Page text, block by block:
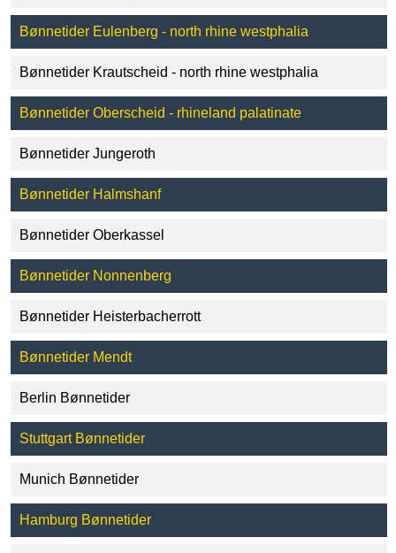
Bønnetider Eulenberg - north rhine westphalia
Bønnetider Krautscheid - north rhine westphalia
Bønnetider Oberscheid - rhineland palatinate
Bønnetider Jungeroth
Bønnetider Halmshanf
Bønnetider Oberkassel
Bønnetider Nonnenberg
Bønnetider Heisterbacherrott
Bønnetider Mendt
Berlin Bønnetider
Stuttgart Bønnetider
Munich Bønnetider
Hamburg Bønnetider